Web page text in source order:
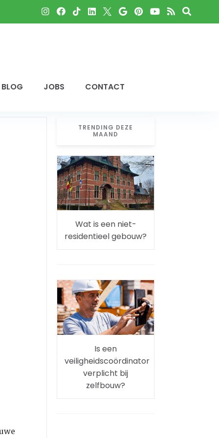
BLOG JOBS CONTACT
TRENDING DEZE
MAAND
Wat is een niet-
residentieel gebouw?
Is een
veiligheidscoördinator
verplicht bij
zelfbouw?